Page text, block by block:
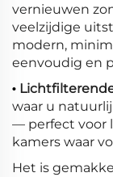
vernieuwen
veelzijdige
modern,
eenvoudig en
•
waar u
— perfect voor
kamers waar
Het is